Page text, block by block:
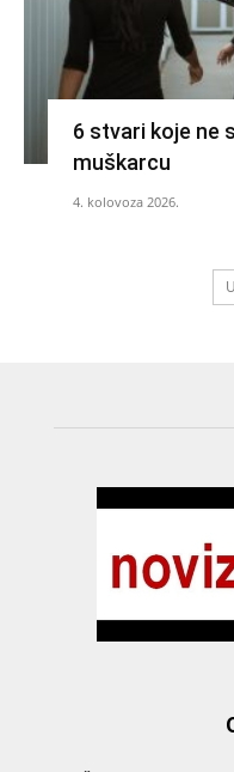
6 stvari koje ne
muškarcu
4. kolovoza 2026.